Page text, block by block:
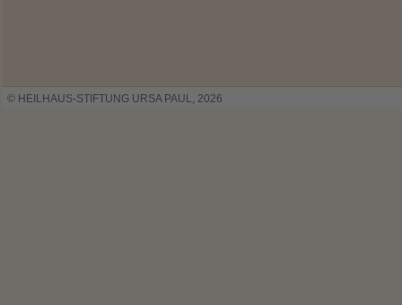
© HEILHAUS-STIFTUNG URSA PAUL, 2026